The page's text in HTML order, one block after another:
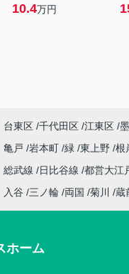
10.4万円
台東区 千代田区 江東区
亀戸 岩本町 緑 東上野 根
総武線 日比谷線 都営大江
入谷 三ノ輪 両国 菊川 蔵
ホーム